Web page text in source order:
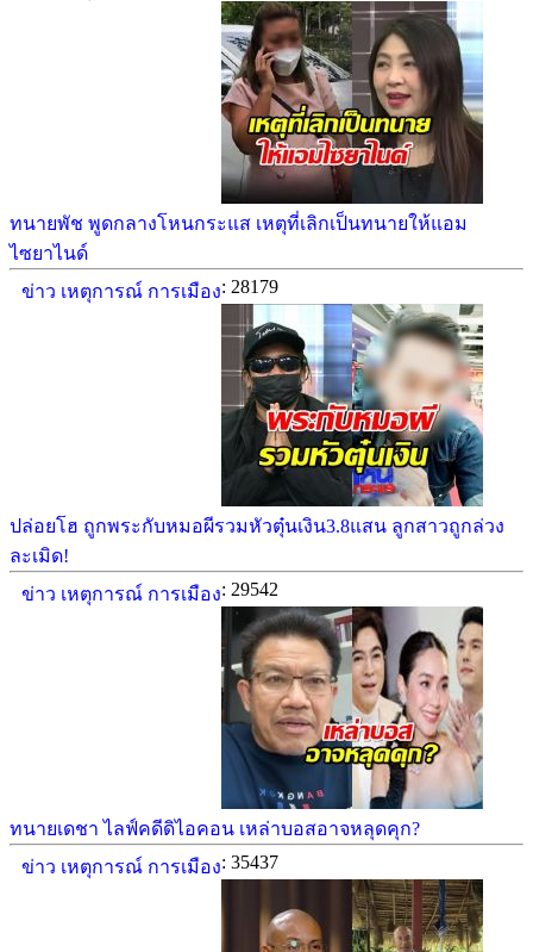
ทนายพัช พูดกลางโหนกระแส เหตุที่เลิกเป็นทนายให้แอม
ไซยาไนด์
ข่าว เหตุการณ์ การเมือง: 28179
ปล่อยโฮ ถูกพระกับหมอผีรวมหัวตุ๋นเงิน3.8แสน ลูกสาวถูกล่วง
ละเมิด!
ข่าว เหตุการณ์ การเมือง: 29542
ทนายเดชา ไลฟ์คดีดิไอคอน เหล่าบอสอาจหลุดคุก?
ข่าว เหตุการณ์ การเมือง: 35437